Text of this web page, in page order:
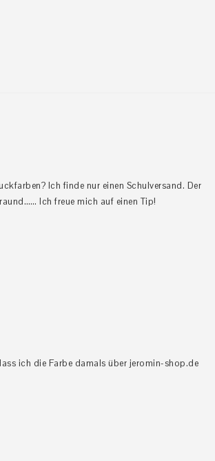
Ich finde nur einen Schulversand. Der
Ich freue mich auf einen Tip!
ich die Farbe damals über jeromin-shop.de